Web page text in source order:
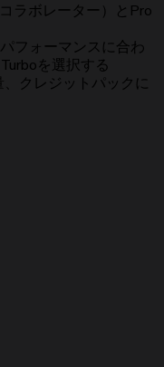
ラボレーター）とPro
フォーマンスに合わ
を選択する
クレジットパックに